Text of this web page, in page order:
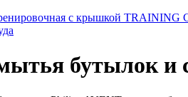
с крышкой TRAINING
бутылок и